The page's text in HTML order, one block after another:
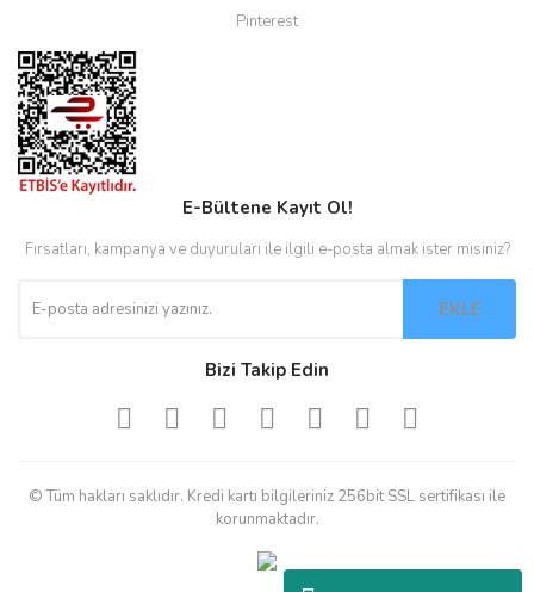
Pinterest
E-Bültene Kayıt Ol!
Fırsatları, kampanya ve duyuruları ile ilgili e-posta almak ister misiniz?
EKLE
Bizi Takip Edin
© Tüm hakları saklıdır. Kredi kartı bilgileriniz 256bit SSL sertifikası ile
korunmaktadır.